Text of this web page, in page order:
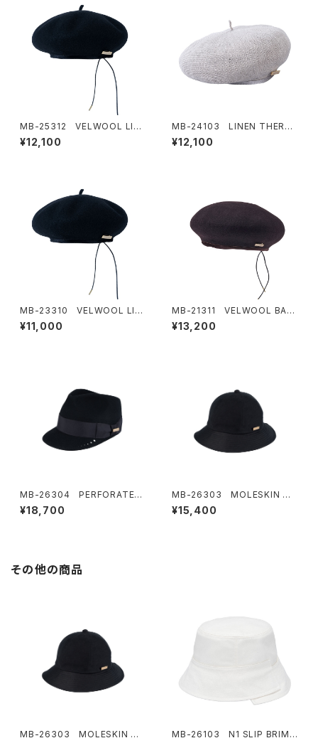
MB-25312 VELWOOL LIG
HT BERET
¥12,100
MB-24103 LINEN THERM
O BERET
¥12,100
MB-23310 VELWOOL LIG
HT BERET
¥11,000
MB-21311 VELWOOL BAS
QUE BERET
¥13,200
MB-26304 PERFORATED
FEDRA CAP
¥18,700
MB-26303 MOLESKIN ME
RO HAT
¥15,400
その他の商品
MB-26303 MOLESKIN ME
MB-26103 N1 SLIP BRIM